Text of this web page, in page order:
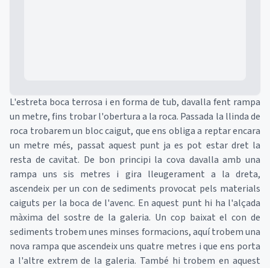
L'estreta boca terrosa i en forma de tub, davalla fent rampa
un metre, fins trobar l'obertura a la roca. Passada la llinda de
roca trobarem un bloc caigut, que ens obliga a reptar encara
un metre més, passat aquest punt ja es pot estar dret la
resta de cavitat. De bon principi la cova davalla amb una
rampa uns sis metres i gira lleugerament a la dreta,
ascendeix per un con de sediments provocat pels materials
caiguts per la boca de l'avenc. En aquest punt hi ha l'alçada
màxima del sostre de la galeria. Un cop baixat el con de
sediments trobem unes minses formacions, aquí trobem una
nova rampa que ascendeix uns quatre metres i que ens porta
a l'altre extrem de la galeria. També hi trobem en aquest